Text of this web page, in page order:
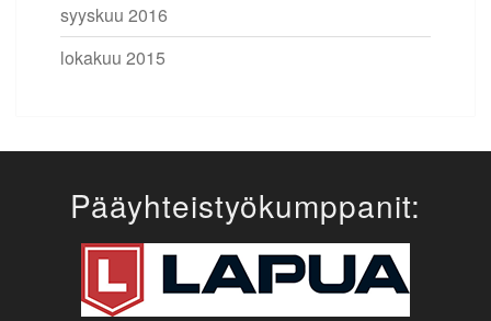
syyskuu 2016
lokakuu 2015
Pääyhteistyökumppanit: